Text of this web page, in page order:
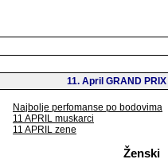
11. April GRAND
Najbolje perfomanse po bodovima
11 APRIL muskarci
11 APRIL zene
Ženski